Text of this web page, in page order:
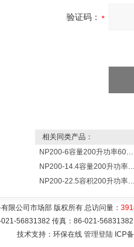
验证码：
相关同类产品：
NP200-6容量200升功率6000瓦新宁电热水器 热水锅炉
NP200-14.4容量200升功率14400瓦蓄
NP200-22.5容积200升功率22500瓦储
限公司市场部 版权所有 总访问量：
021-56831382 传真：86-021-
技术支持：环保在线 管理登陆 ICP